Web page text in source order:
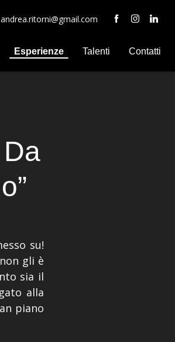
andrea.ritorni@gmail.com
Esperienze Talenti Contatti
su!
gli è
sia il
alla
piano